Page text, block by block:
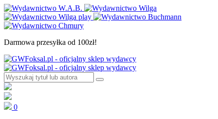
Darmowa przesyłka od 100zł!
0